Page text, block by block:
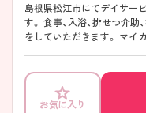
島根県松江市にてデイサー
す。 食事、入浴、排せつ介助、機能訓練、趣味・レクリエーション等の補助
をしていただきます。 マイカー通勤OKなので、通勤も楽々です◎ ご興味
お気に入り